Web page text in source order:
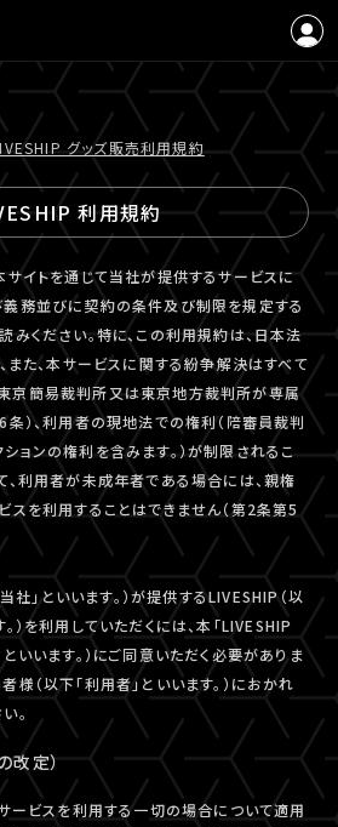
グッズ販売利⽤規約
利用規約
サイトを通じて当社が提供するサービスに
義務並びに契約の条件及び制限を規定する
みください。特に、この利用規約は、日本法
また、本サービスに関する紛争解決はすべて
京簡易裁判所又は東京地方裁判所が専属
）、利用者の現地法での権利（陪審員裁判
ョンの権利を含みます。）が制限されるこ
、利用者が未成年者である場合には、親権
スを利用することはできません（第2条第5
」といいます。）が提供するLIVESHIP（以
）を利用していただくには、本「LIVESHIP
いいます。）にご同意いただく必要がありま
様（以下「利用者」といいます。）におかれ
。
改定）
ービスを利用する一切の場合について適用